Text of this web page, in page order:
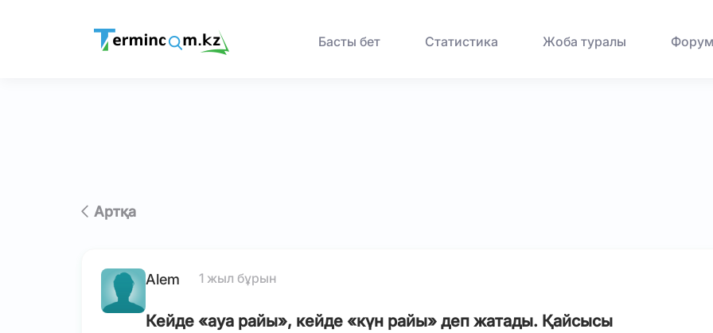
Басты бет Статистика Жоба туралы Форум
Артқа
Alem 1 жыл бұрын
Кейде «ауа райы», кейде «күн райы» деп жатады. Қайсысы